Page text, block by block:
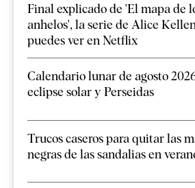
Final explicado de 'El mapa de
anhelos', la serie de Alice
puedes ver en Netflix
Calendario lunar de agosto
eclipse solar y Perseidas
Trucos caseros para quitar las
negras de las sandalias en